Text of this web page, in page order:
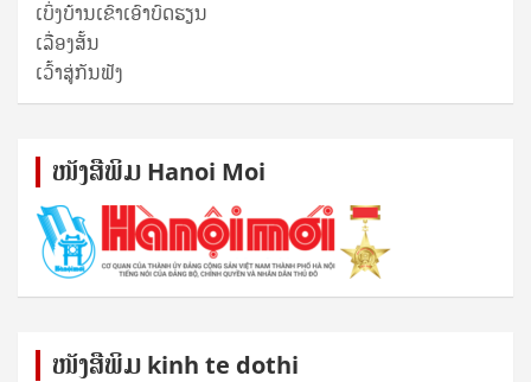
ເບິ່ງບ້ານເຂົາເອົາບົດຮຽນ
ເລື່ອງສັ້ນ
ເວົ້າສູ່ກັນຟັງ
ໜັງ​ສື​ພິມ Hanoi Moi
ໜັງ​ສື​ພິມ kinh te dothi